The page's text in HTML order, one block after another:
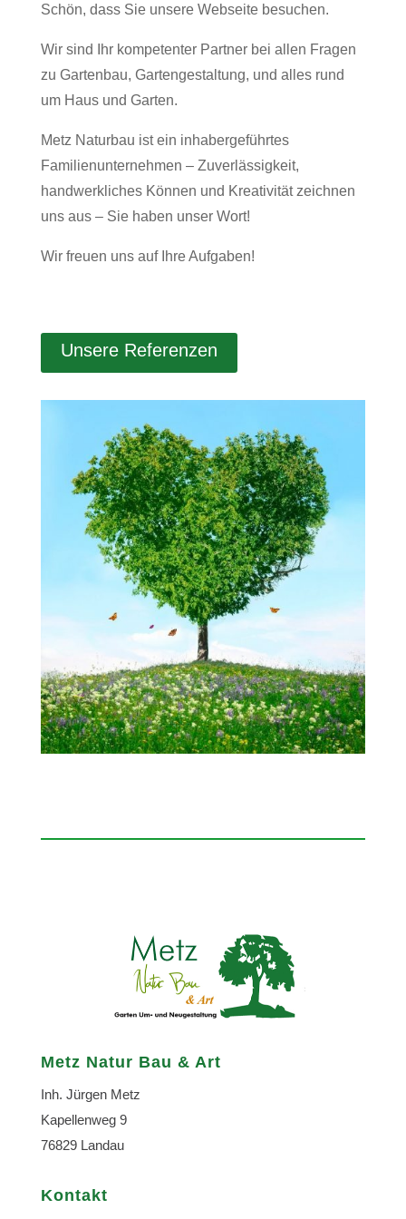
Schön, dass Sie unsere Webseite besuchen.
Wir sind Ihr kompetenter Partner bei allen Fragen
zu Gartenbau, Gartengestaltung, und alles rund
um Haus und Garten.
Metz Naturbau ist ein inhabergeführtes
Familienunternehmen – Zuverlässigkeit,
handwerkliches Können und Kreativität zeichnen
uns aus – Sie haben unser Wort!
Wir freuen uns auf Ihre Aufgaben!
Unsere Referenzen
Metz Natur Bau & Art
Inh. Jürgen Metz
Kapellenweg 9
76829 Landau
Kontakt